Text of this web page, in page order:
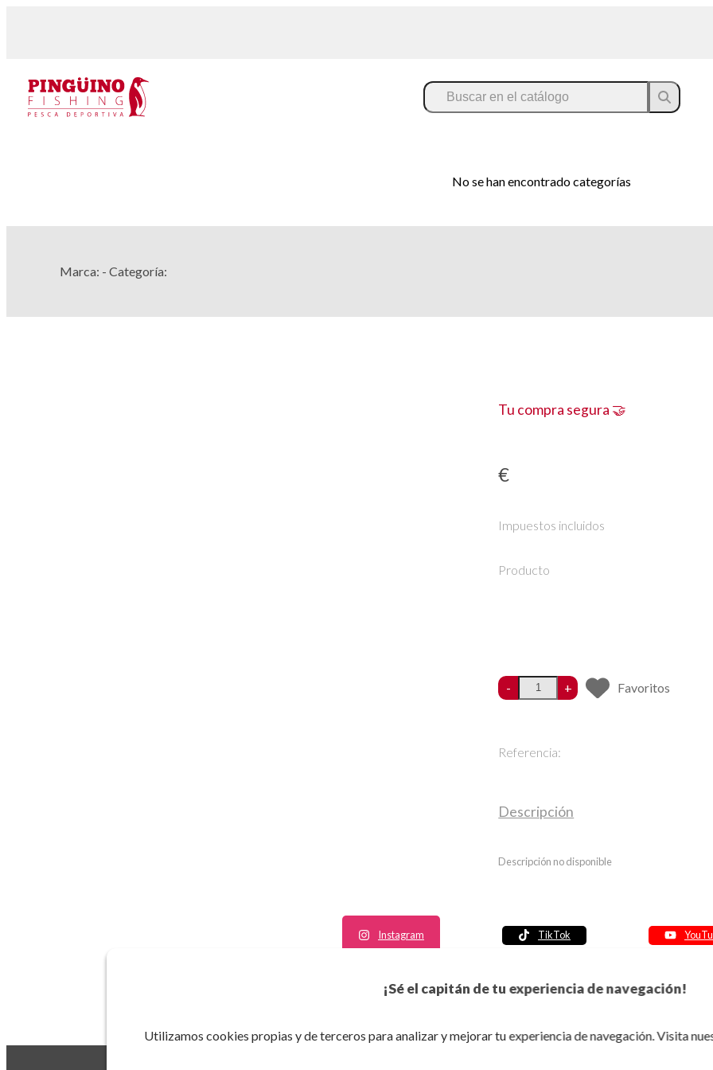
¡Sé el capitán de tu experiencia de navegación!
Utilizamos cookies propias y de terceros para analizar y mejorar tu experiencia de navegación. Visita
No se han encontrado categorías
Marca: - Categoría:
Tu compra segura 🤝
€
Impuestos incluidos
Producto
- + Favoritos
Referencia:
Descripción
Descripción no disponible
Instagram TikTok
Política de seguridad